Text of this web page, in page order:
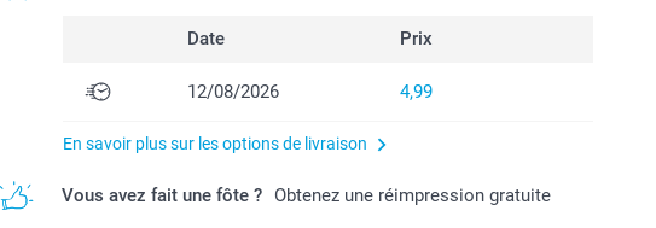
Date Prix
12/08/2026 4,99
En savoir plus sur les options de livraison
Vous avez fait une fôte ? Obtenez une réimpression gratuite